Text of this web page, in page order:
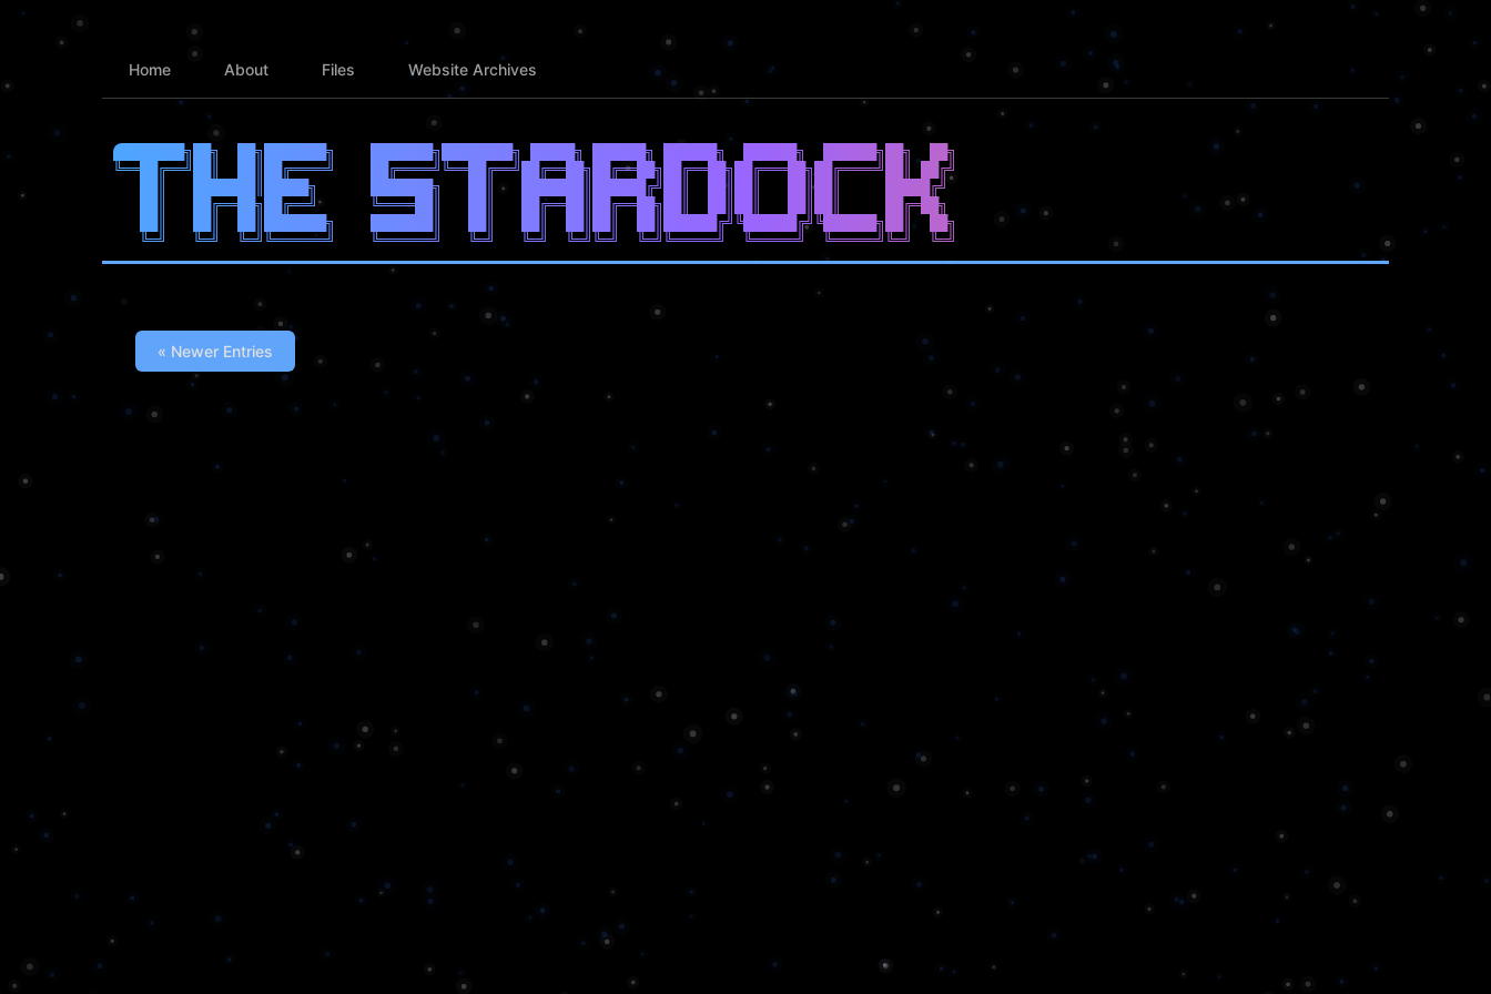
Home About Files Website Archives
████████╗██╗  ██╗███████╗    ███████╗████████╗ █████╗ ██████╗ ██████╗  ██████╗  ██████╗██╗  ██╗
╚══██╔══╝██║  ██║██╔════╝    ██╔════╝╚══██╔══╝██╔══██╗██╔══██╗██╔══██╗██╔═══██╗██╔════╝██║ ██╔╝
   ██║   ███████║█████╗      ███████╗   ██║   ███████║██████╔╝██║  ██║██║   ██║██║     █████╔╝
   ██║   ██╔══██╗██╔══╝      ╚════██║   ██║   ██╔══██║██╔══██╗██║  ██║██║   ██║██║     ██╔═██╗
   ██║   ██║  ██║███████╗    ███████║   ██║   ██║  ██║██║  ██║██████╔╝╚██████╔╝╚██████╗██║  ██╗
« Newer Entries